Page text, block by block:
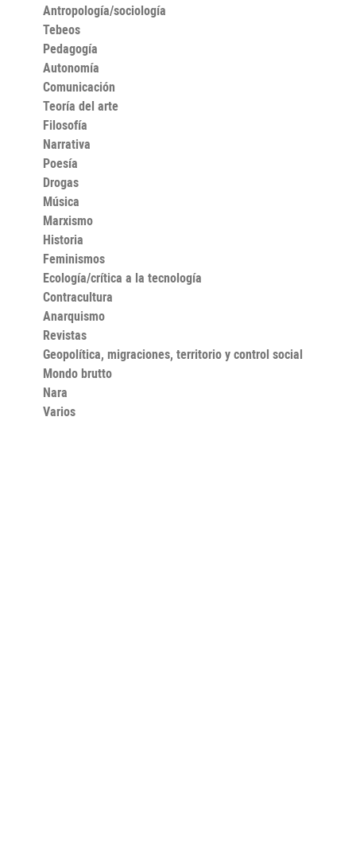
Antropología/sociología
Tebeos
Pedagogía
Autonomía
Comunicación
Teoría del arte
Filosofía
Narrativa
Poesía
Drogas
Música
Marxismo
Historia
Feminismos
Ecología/crítica a la tecnología
Contracultura
Anarquismo
Revistas
Geopolítica, migraciones, territorio y control social
Mondo brutto
Nara
Varios